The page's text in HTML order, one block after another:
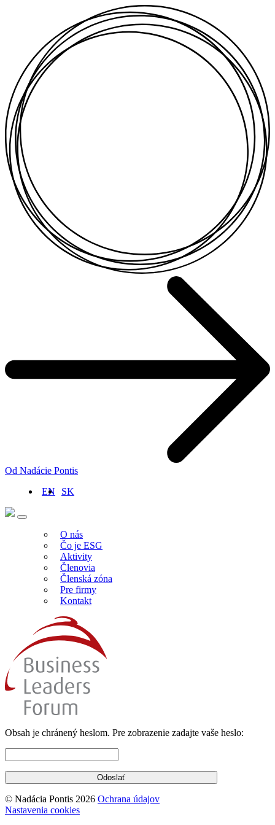
Od Nadácie Pontis
EN
SK
O nás
Čo je ESG
Aktivity
Členovia
Členská zóna
Pre firmy
Kontakt
Obsah je chránený heslom. Pre zobrazenie zadajte vaše heslo:
© Nadácia Pontis 2026 Ochrana údajov
Nastavenia cookies